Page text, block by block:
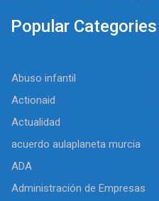
Popular Categories
Abuso infantil
Actionaid
Actualidad
acuerdo aulaplaneta murcia
ADA
Administración de Empresas